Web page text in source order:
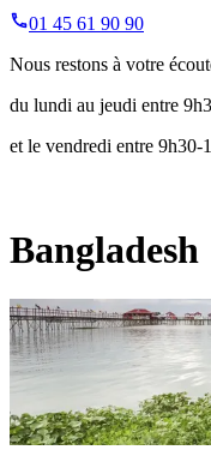
01 45 61 90 90
Nous restons à votre
du lundi au jeudi entre
et le vendredi entre 9h30-
Bangladesh